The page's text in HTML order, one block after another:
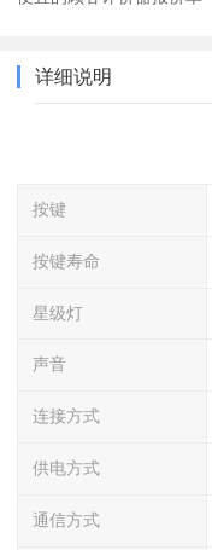
详细说明
按键
按键寿命
星级灯
声音
连接方式
供电方式
通信方式